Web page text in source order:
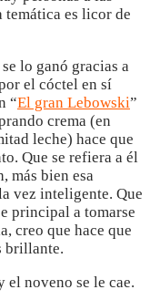
temática es licor de
lo ganó gracias a
el cóctel en sí
“El gran Lebowski”
crema (en
leche) hace que
Que se refiera a él
más bien esa
vez inteligente. Que
principal a tomarse
creo que hace que
brillante.
el noveno se le cae.